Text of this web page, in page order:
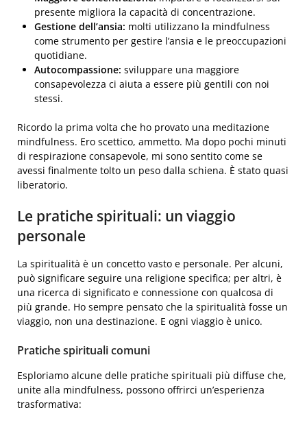
presente migliora la capacità di concentrazione.
Gestione dell’ansia: molti utilizzano la mindfulness
come strumento per gestire l’ansia e le preoccupazioni
quotidiane.
Autocompassione: sviluppare una maggiore
consapevolezza ci aiuta a essere più gentili con noi
stessi.
Ricordo la prima volta che ho provato una meditazione
mindfulness. Ero scettico, ammetto. Ma dopo pochi minuti
di respirazione consapevole, mi sono sentito come se
avessi finalmente tolto un peso dalla schiena. È stato quasi
liberatorio.
Le pratiche spirituali: un viaggio
personale
La spiritualità è un concetto vasto e personale. Per alcuni,
può significare seguire una religione specifica; per altri, è
una ricerca di significato e connessione con qualcosa di
più grande. Ho sempre pensato che la spiritualità fosse un
viaggio, non una destinazione. E ogni viaggio è unico.
Pratiche spirituali comuni
Esploriamo alcune delle pratiche spirituali più diffuse che,
unite alla mindfulness, possono offrirci un’esperienza
trasformativa: